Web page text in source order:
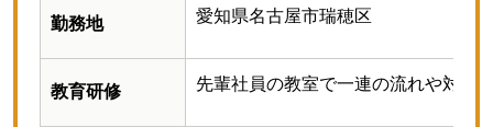
勤務地 愛知県名古屋市瑞穂区
教育研修 先輩社員の教室で一連の流れや対応